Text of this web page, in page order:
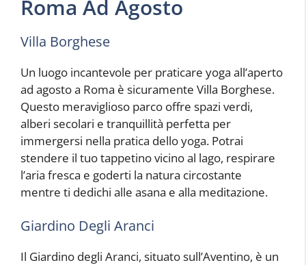
Roma Ad Agosto
Villa Borghese
Un luogo incantevole per praticare yoga all’aperto
ad agosto a Roma è sicuramente Villa Borghese.
Questo meraviglioso parco offre spazi verdi,
alberi secolari e tranquillità perfetta per
immergersi nella pratica dello yoga. Potrai
stendere il tuo tappetino vicino al lago, respirare
l’aria fresca e goderti la natura circostante
mentre ti dedichi alle asana e alla meditazione.
Giardino Degli Aranci
Il Giardino degli Aranci, situato sull’Aventino, è un